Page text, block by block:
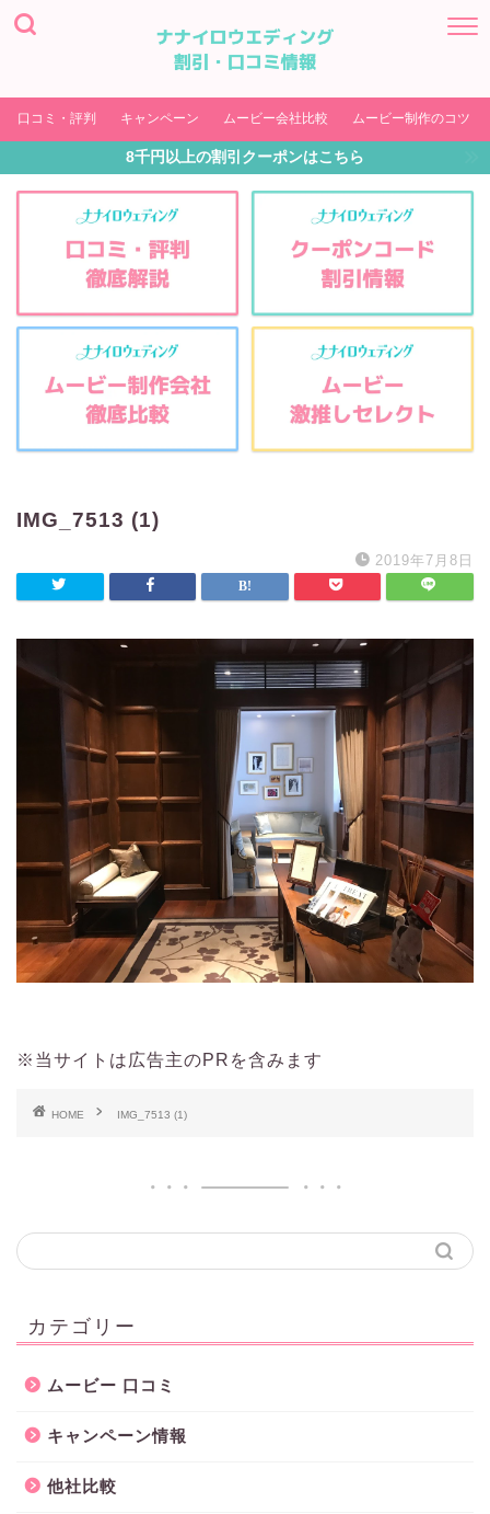
口コミ・評判 キャンペーン ムービー会社比較 ムービー制作のコツ
8千円以上の割引クーポンはこちら
IMG_7513 (1)
2019年7月8日
※当サイトは広告主のPRを含みます
HOME IMG_7513 (1)
カテゴリー
ムービー 口コミ
キャンペーン情報
他社比較